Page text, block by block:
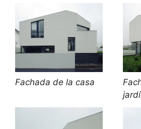
Fachada de la casa